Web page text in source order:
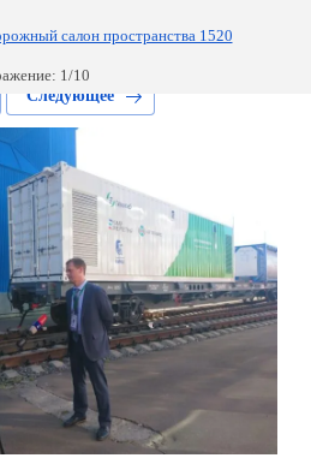
салон пространства 1520
1/10
Следующее